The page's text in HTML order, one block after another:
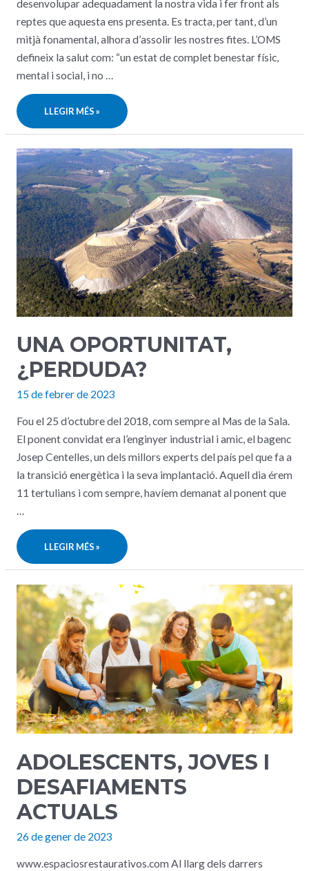
desenvolupar adequadament la nostra vida i fer front als
reptes que aquesta ens presenta. Es tracta, per tant, d’un
mitjà fonamental, alhora d’assolir les nostres fites. L’OMS
defineix la salut com: “un estat de complet benestar físic,
mental i social, i no …
BENESTAR
EMOCIONAL
LLEGIR MÉS »
UNA OPORTUNITAT,
¿PERDUDA?
15 de febrer de 2023
Fou el 25 d’octubre del 2018, com sempre al Mas de la Sala.
El ponent convidat era l’enginyer industrial i amic, el bagenc
Josep Centelles, un dels millors experts del país pel que fa a
la transició energètica i la seva implantació. Aquell dia érem
11 tertulians i com sempre, havíem demanat al ponent que
…
UNA
OPORTUNITAT,
LLEGIR MÉS »
ADOLESCENTS, JOVES I
DESAFIAMENTS
ACTUALS
26 de gener de 2023
www.espaciosrestaurativos.com Al llarg dels darrers